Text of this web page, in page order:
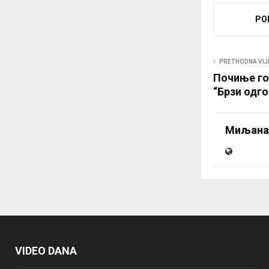
PRETHODNA
Почиње
“Брзи
Миљана
VIDEO DANA